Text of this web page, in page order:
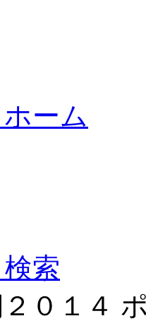
ーム
索
０１４